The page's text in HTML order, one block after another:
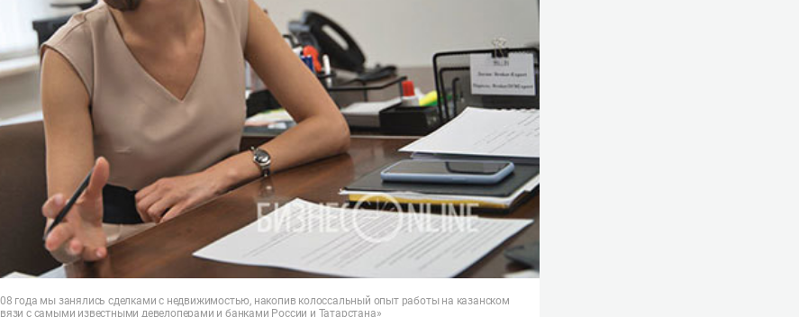
года мы занялись сделками с недвижимостью, накопив колоссальный опыт работы на казанском
с самыми известными девелоперами и банками России и Татарстана»